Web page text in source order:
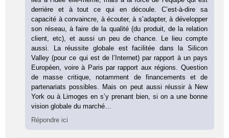
derrière et à tout ce qui en découle. C’est-à-dire sa
capacité à convaincre, à écouter, à s’adapter, à développer
son réseau, à faire de la qualité (du produit, de la relation
client, etc), et aussi un peu de chance. Le lieu compte
aussi. La réussite globale est facilitée dans la Silicon
Valley (pour ce qui est de l’Internet) par rapport à un pays
Européen, voire à Paris par rapport aux régions. Question
de masse critique, notamment de financements et de
partenariats possibles. Mais on peut aussi réussir à New
York ou à Limoges en s’y prenant bien, si on a une bonne
vision globale du marché…
Répondre ici